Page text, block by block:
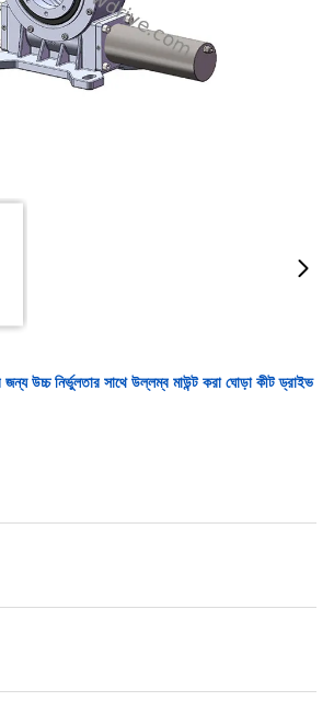
জন্য উচ্চ নির্ভুলতার সাথে উল্লম্ব মাউন্ট করা ঘোড়া কীট ড্রাইভ